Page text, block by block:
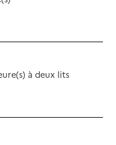
à deux lits